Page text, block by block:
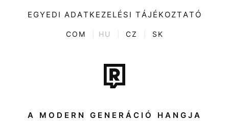
Kultúra
ENTR
Tech-Tudomány
Sport
Társadalom
EGYEDI ADATKEZELÉSI TÁJÉKOZTATÓ
COM HU CZ SK
A MODERN GENERÁCIÓ HANGJA